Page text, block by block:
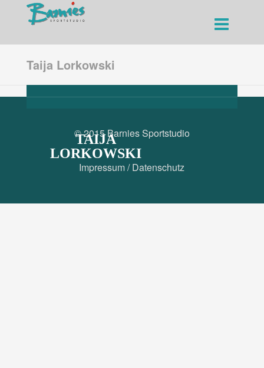
Taija Lorkowski
TAIJA
LORKOWSKI
© 2015 Barnies Sportstudio
Impressum/Datenschutz